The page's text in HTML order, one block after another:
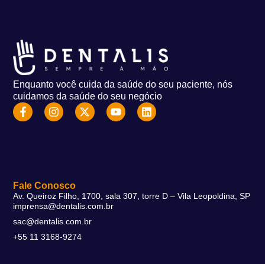
Enquanto você cuida da saúde do seu paciente, nós
cuidamos da saúde do seu negócio
Fale Conosco
Av. Queiroz Filho, 1700, sala 307, torre D – Vila Leopoldina, SP
imprensa@dentalis.com.br
sac@dentalis.com.br
+55 11 3168-9274